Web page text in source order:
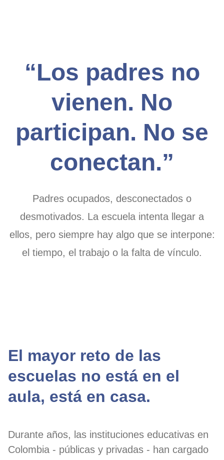
“Los padres no
vienen. No
participan. No se
conectan.”
Padres ocupados, desconectados o
desmotivados. La escuela intenta llegar a
ellos, pero siempre hay algo que se interpone:
el tiempo, el trabajo o la falta de vínculo.
El mayor reto de las
escuelas no está en el
aula, está en casa.
Durante años, las instituciones educativas en
Colombia - públicas y privadas - han cargado